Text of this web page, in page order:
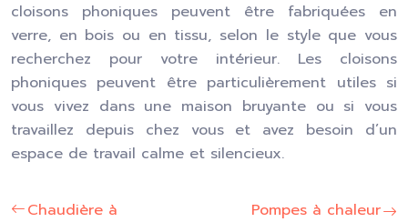
cloisons phoniques peuvent être fabriquées en
verre, en bois ou en tissu, selon le style que vous
recherchez pour votre intérieur. Les cloisons
phoniques peuvent être particulièrement utiles si
vous vivez dans une maison bruyante ou si vous
travaillez depuis chez vous et avez besoin d’un
espace de travail calme et silencieux.
Chaudière à
Pompes à chaleur